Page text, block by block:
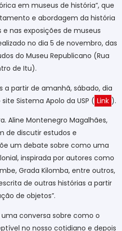
em museus de história”, que
e abordagem da história
nas exposições de museus
no dia 5 de novembro, das
do Museu Republicano (Rua
de Itu).
a partir de amanhã, sábado, dia
Sistema Apolo da USP ( Link ).
Aline Montenegro Magalhães,
de discutir estudos e
um debate sobre como uma
inspirada por autores como
Grada Kilomba, entre outros,
de outras histórias a partir
de objetos”.
conversa sobre como o
no nosso cotidiano e depois